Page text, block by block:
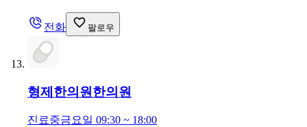
전화 팔로우
형제한의원 한의원
진료중금요일 09:30 ~ 18:00